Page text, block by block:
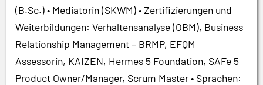
(B.Sc.) • Mediatorin (SKWM) • Zertifizierungen und
Weiterbildungen: Verhaltensanalyse (OBM), Business
Relationship Management – BRMP, EFQM
Assessorin, KAIZEN, Hermes 5 Foundation, SAFe 5
Product Owner/Manager, Scrum Master • Sprachen: